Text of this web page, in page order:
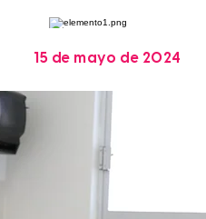
15 de mayo de 2024